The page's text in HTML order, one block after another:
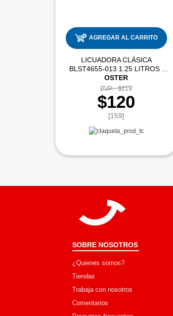
AGREGAR AL CARRITO
LICUADORA CLÁSICA
OSTER
PVP: $219
$120
[159]
SOBRE NOSOTROS
¿Quienes somos?
Tiendas
Trabaja con nosotros
Comentarios